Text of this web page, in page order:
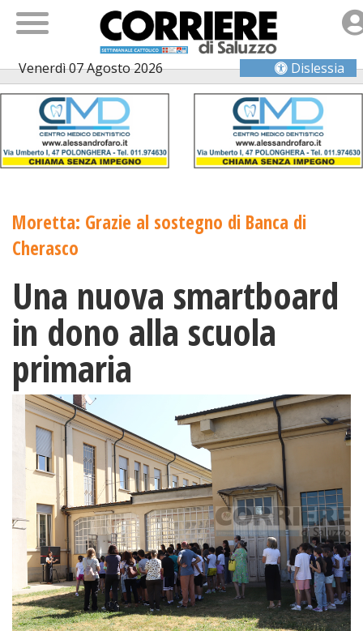
Venerdì 07 Agosto 2026 Dislessia
Moretta: Grazie al sostegno di Banca di
Cherasco
Una nuova smartboard
in dono alla scuola
primaria